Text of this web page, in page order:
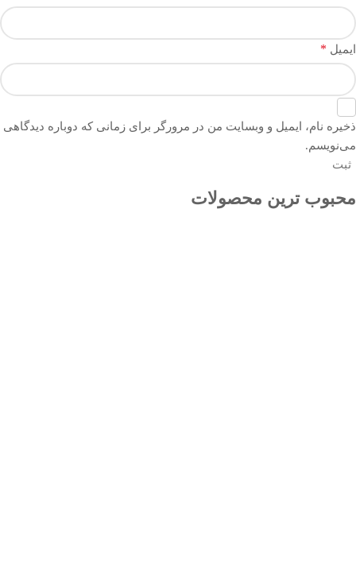
ایمیل *
ذخیره نام، ایمیل و وبسایت من در مرورگر برای زمانی که دوباره دیدگاهی
می‌نویسم.
محبوب ترین محصولات